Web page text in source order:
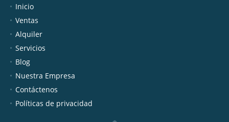
Inicio
Ventas
Alquiler
Servicios
Blog
Nuestra Empresa
Contáctenos
Políticas de privacidad